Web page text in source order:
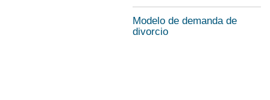
Modelo de demanda de
divorcio